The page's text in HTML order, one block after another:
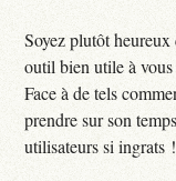
Soyez plutôt heureux
outil bien utile à
Face à de tels
prendre sur son
utilisateurs si ingrats !